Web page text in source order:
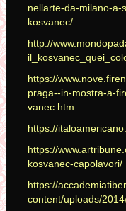
nellarte-da-milano-a-
kosvanec/
http://
https://
praga--in-mostra-a-
vanec.htm
https://
https://
kosvanec-capolavori/
https://
content/uploads/